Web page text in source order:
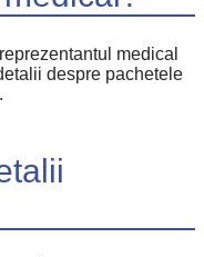
medical
despre pachetele